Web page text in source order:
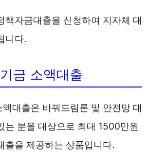
책자금대출을 신청하여 지자체 대
니다.
금 소액대출
액대출은 바꿔드림론 및 안전망 대
는 분을 대상으로 최대 1500만원
출을 제공하는 상품입니다.